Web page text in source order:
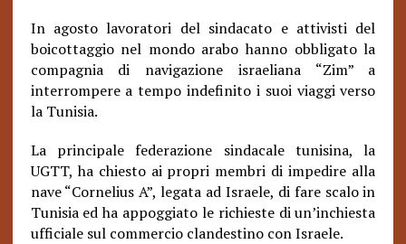
In agosto lavoratori del sindacato e attivisti del
boicottaggio nel mondo arabo hanno obbligato la
compagnia di navigazione israeliana “Zim” a
interrompere a tempo indefinito i suoi viaggi verso
la Tunisia.
La principale federazione sindacale tunisina, la
UGTT, ha chiesto ai propri membri di impedire alla
nave “Cornelius A”, legata ad Israele, di fare scalo in
Tunisia ed ha appoggiato le richieste di un’inchiesta
ufficiale sul commercio clandestino con Israele.